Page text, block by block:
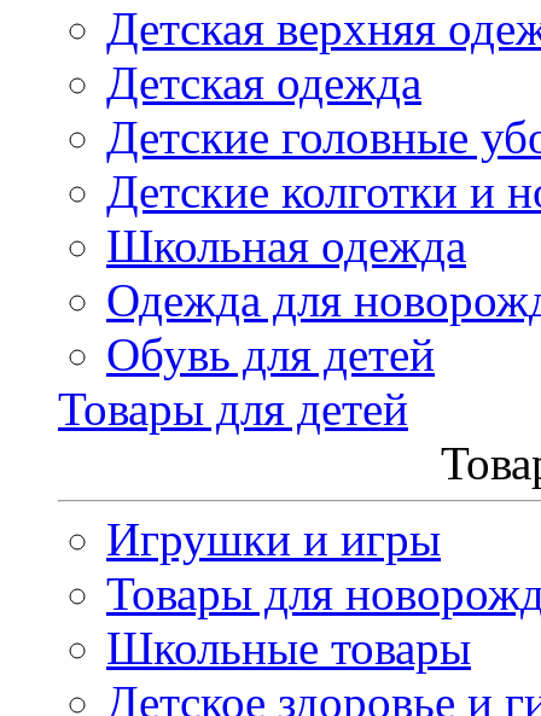
Детская верхняя
Детская одежда
Детские головные
Детские колготки и
Школьная одежда
Одежда для
Обувь для детей
Товары для детей
Игрушки и игры
Товары для
Школьные товары
Детское здоровье и